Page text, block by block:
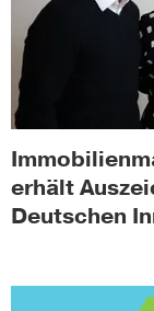
erhält
Deutschen